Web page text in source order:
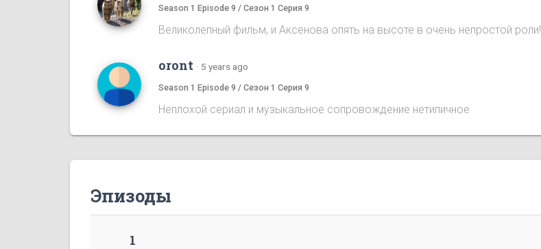
Season 1 Episode 9 / Сезон 1 Серия 9
Великолепный фильм, и Аксенова опять на высоте в очень непростой роли!
oront · 5 years ago
Season 1 Episode 9 / Сезон 1 Серия 9
Неплохой сериал и музыкальное сопровождение нетипичное
Эпизоды
1